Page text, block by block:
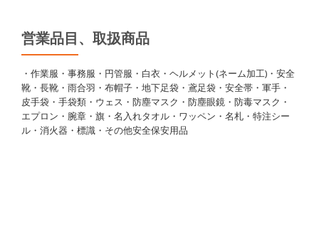
営業品目、取扱商品
・作業服・事務服・円管服・白衣・ヘルメット(ネーム加工)・安全
靴・長靴・雨合羽・布帽子・地下足袋・鳶足袋・安全帯・軍手・
皮手袋・手袋類・ウェス・防塵マスク・防塵眼鏡・防毒マスク・
エプロン・腕章・旗・名入れタオル・ワッペン・名札・特注シー
ル・消火器・標識・その他安全保安用品